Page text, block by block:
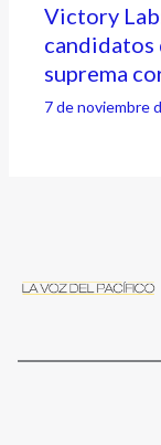
Victory
candidatos
suprema
7 de noviembre